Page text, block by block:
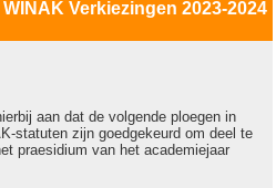
Verkiezingen 2023-2024
aan dat de volgende ploegen in
statuten zijn goedgekeurd om deel te
praesidium van het academiejaar